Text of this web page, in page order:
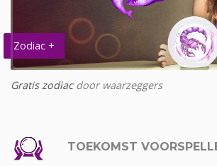
Zodiac +
Gratis zodiacdoor waarzeggers
TOEKOMST